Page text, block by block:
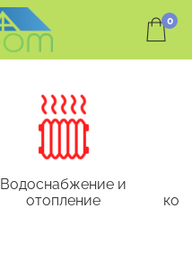
0
Водоснабжение и
отопление